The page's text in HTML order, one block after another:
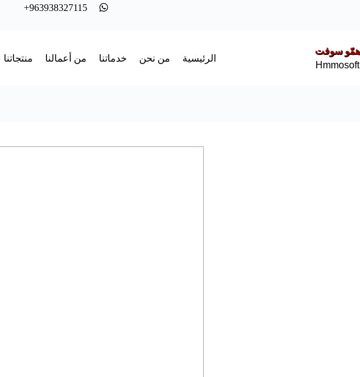
+963938327115
همّو سوفت
Hmmosoft
الرئيسية من نحن خدماتنا من أعمالنا منتجاتنا